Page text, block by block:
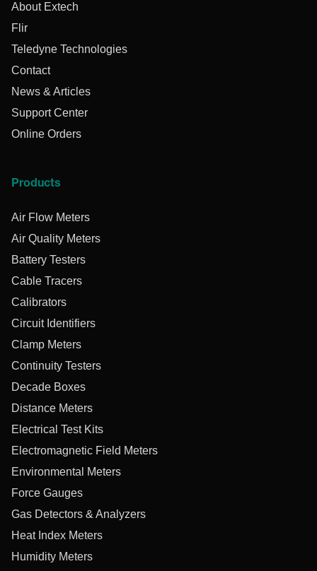
About Extech
Flir
Teledyne Technologies
Contact
News & Articles
Support Center
Online Orders
Products
Air Flow Meters
Air Quality Meters
Battery Testers
Cable Tracers
Calibrators
Circuit Identifiers
Clamp Meters
Continuity Testers
Decade Boxes
Distance Meters
Electrical Test Kits
Electromagnetic Field Meters
Environmental Meters
Force Gauges
Gas Detectors & Analyzers
Heat Index Meters
Humidity Meters